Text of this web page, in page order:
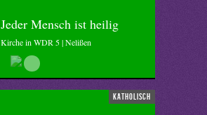
Jeder Mensch ist heilig
Kirche in WDR 5 | Nelißen
katholisch